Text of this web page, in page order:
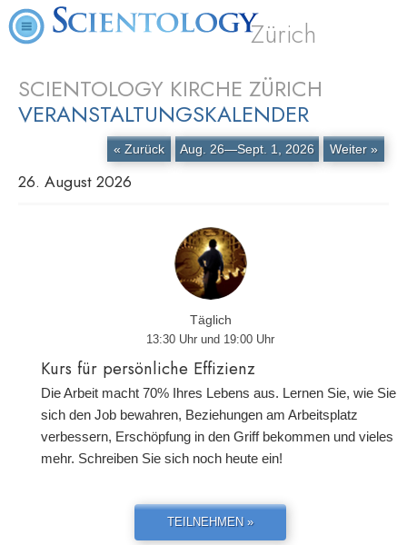
Zürich
SCIENTOLOGY KIRCHE ZÜRICH
VERANSTALTUNGSKALENDER
« Zurück Aug. 26—Sept. 1, 2026 Weiter »
26. August 2026
Täglich
13:30 Uhr und 19:00 Uhr
Kurs für persönliche Effizienz
Die Arbeit macht 70% Ihres Lebens aus. Lernen Sie, wie Sie
sich den Job bewahren, Beziehungen am Arbeitsplatz
verbessern, Erschöpfung in den Griff bekommen und vieles
mehr. Schreiben Sie sich noch heute ein!
TEILNEHMEN »